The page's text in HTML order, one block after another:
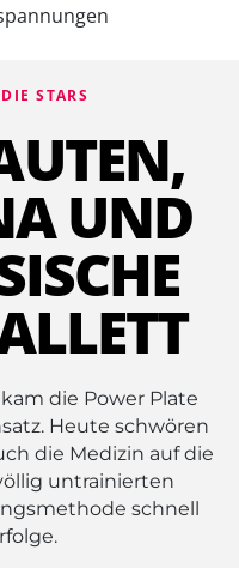
STARS
UND
die Power Plate
Heute schwören
die Medizin auf die
untrainierten
schnell